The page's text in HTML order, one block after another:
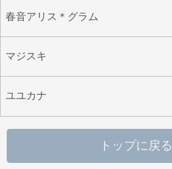
春音アリス＊グラム
マジスキ
ユユカナ
トップに戻る